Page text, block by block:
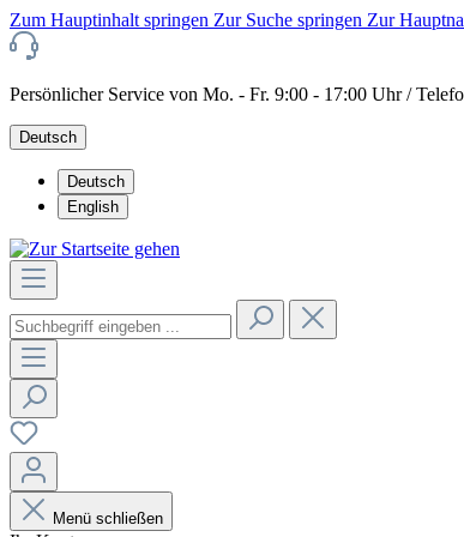
Zum Hauptinhalt springen Zur Suche springen Zur
Persönlicher Service von Mo. - Fr. 9:00 - 17:00 Uhr /
Deutsch
Deutsch
English
Menü schließen